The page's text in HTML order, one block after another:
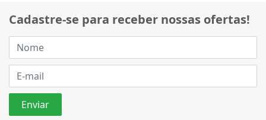
Cadastre-se para receber nossas ofertas!